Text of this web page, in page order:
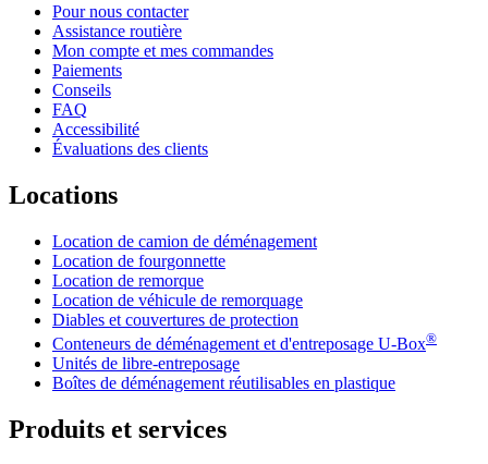
Pour nous contacter
Assistance routière
Mon compte et mes commandes
Paiements
Conseils
FAQ
Accessibilité
Évaluations des clients
Locations
Location de camion de déménagement
Location de fourgonnette
Location de remorque
Location de véhicule de remorquage
Diables et couvertures de protection
Conteneurs de déménagement et d'entreposage U-Box®
Unités de libre-entreposage
Boîtes de déménagement réutilisables en plastique
Produits et services